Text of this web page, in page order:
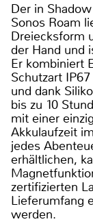
Der in
Sonos Roam
Dreiecksform
der Hand und
Er kombiniert
Schutzart
und dank
bis zu 10
mit einer
Akkulaufzeit
jedes
erhältlichen,
zertifizierten
Lieferumfang
werden.